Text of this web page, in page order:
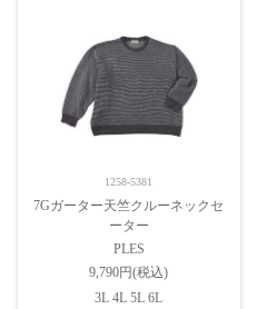
1258-5381
7Gガーター天竺クルーネックセ
ーター
PLES
9,790円(税込)
3L 4L 5L 6L